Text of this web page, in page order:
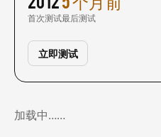
首次测试最后测试
立即测试
加载中……